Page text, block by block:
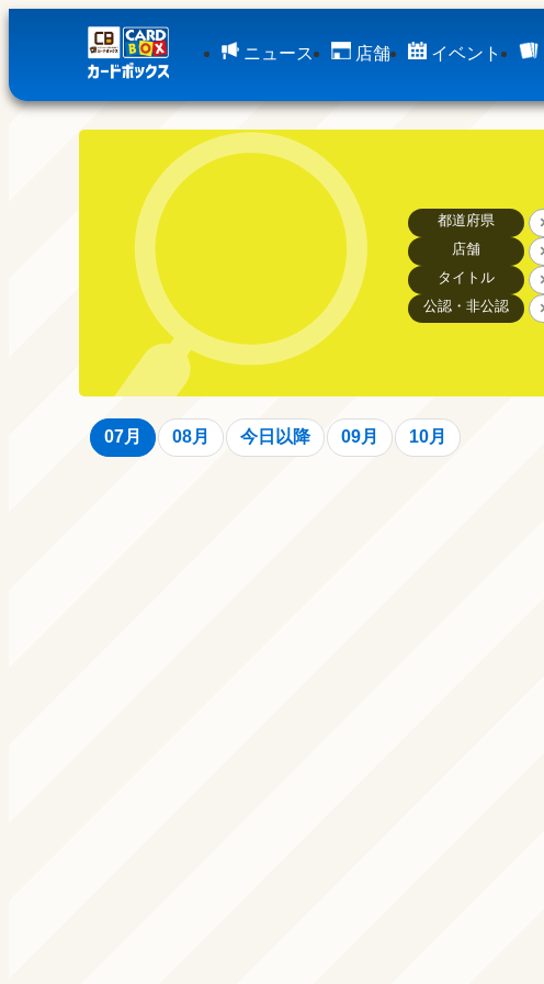
ニュース 店舗 イベント
都道府県
店舗
タイトル
公認・非公認
07月 08月 今日以降 09月 10月